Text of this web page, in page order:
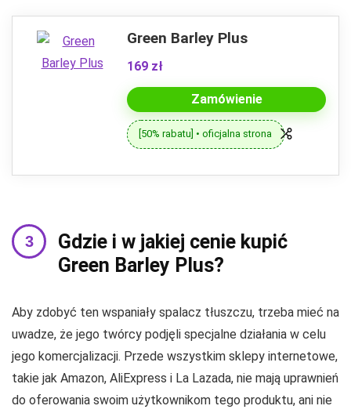
Green Barley Plus
169 zł
Zamówienie
[50% rabatu] • oficjalna strona
Gdzie i w jakiej cenie kupić
Green Barley Plus?
Aby zdobyć ten wspaniały spalacz tłuszczu, trzeba mieć na
uwadze, że jego twórcy podjęli specjalne działania w celu
jego komercjalizacji. Przede wszystkim sklepy internetowe,
takie jak Amazon, AliExpress i La Lazada, nie mają uprawnień
do oferowania swoim użytkownikom tego produktu, ani nie